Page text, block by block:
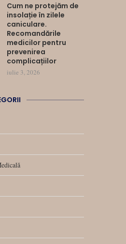
Cum ne protejăm de
insolație în zilele
caniculare.
Recomandările
medicilor pentru
prevenirea
complicațiilor
iulie 3, 2026